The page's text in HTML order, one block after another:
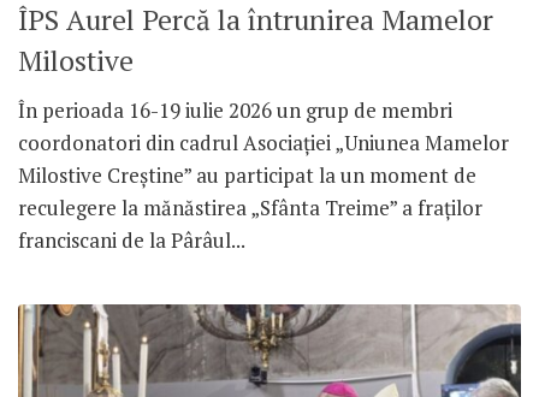
ÎPS Aurel Percă la întrunirea Mamelor
Milostive
În perioada 16-19 iulie 2026 un grup de membri
coordonatori din cadrul Asociației „Uniunea Mamelor
Milostive Creștine” au participat la un moment de
reculegere la mănăstirea „Sfânta Treime” a fraților
franciscani de la Pârâul...